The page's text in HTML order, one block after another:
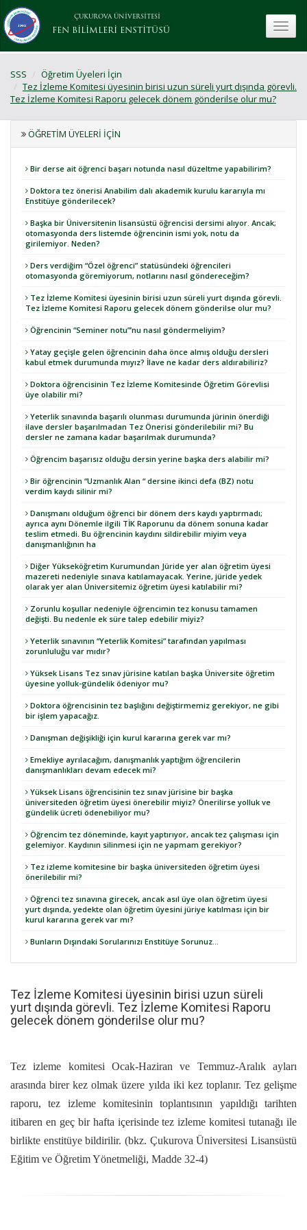
ÇUKUROVA ÜNİVERSİTESİ
FEN BİLİMLERİ ENSTİTÜSÜ
SSS
Öğretim Üyeleri İçin
Tez İzleme Komitesi üyesinin birisi uzun süreli yurt dışında görevli.
Tez İzleme Komitesi Raporu gelecek dönem gönderilse olur mu?
ÖĞRETIM ÜYELERI İÇIN
Bir derse ait öğrenci başarı notunda nasıl düzeltme yapabilirim?
Doktora tez önerisi Anabilim dalı akademik kurulu kararıyla mı
Enstitüye gönderilecek?
Başka bir Üniversitenin lisansüstü öğrencisi dersimi alıyor. Ancak;
otomasyonda ders listemde öğrencinin ismi yok, notu da
girilemiyor. Neden?
Ders verdiğim “Özel öğrenci” statüsündeki öğrencileri
otomasyonda göremiyorum, notlarını nasıl göndereceğim?
Tez İzleme Komitesi üyesinin birisi uzun süreli yurt dışında görevli.
Tez İzleme Komitesi Raporu gelecek dönem gönderilse olur mu?
Öğrencinin “Seminer notu”’nu nasıl göndermeliyim?
Yatay geçişle gelen öğrencinin daha önce almış olduğu dersleri
kabul etmek durumunda mıyız? İlave ne kadar ders aldırabiliriz?
Doktora öğrencisinin Tez İzleme Komitesinde Öğretim Görevlisi
üye olabilir mi?
Yeterlik sınavında başarılı olunması durumunda jürinin önerdiği
ilave dersler başarılmadan Tez Önerisi gönderilebilir mi? Bu
dersler ne zamana kadar başarılmak durumunda?
Öğrencim başarısız olduğu dersin yerine başka ders alabilir mi?
Bir öğrencinin “Uzmanlık Alan “ dersine ikinci defa (BZ) notu
verdim kaydı silinir mi?
Danışmanı olduğum öğrenci bir dönem ders kaydı yaptırmadı;
ayrıca aynı Dönemle ilgili TİK Raporunu da dönem sonuna kadar
teslim etmedi. Bu öğrencinin kaydını sildirebilir miyim veya
danışmanlığının ha
Diğer Yükseköğretim Kurumundan Jüride yer alan öğretim üyesi
mazereti nedeniyle sınava katılamayacak. Yerine, jüride yedek
olarak yer alan Üniversitemiz öğretim üyesi katılabilir mi?
Zorunlu koşullar nedeniyle öğrencimin tez konusu tamamen
değişti. Bu nedenle ek süre talep edebilir miyiz?
Yeterlik sınavının “Yeterlik Komitesi” tarafından yapılması
zorunluluğu var mıdır?
Yüksek Lisans Tez sınav jürisine katılan başka Üniversite öğretim
üyesine yolluk-gündelik ödeniyor mu?
Doktora öğrencisinin tez başlığını değiştirmemiz gerekiyor, ne gibi
bir işlem yapacağız.
Danışman değişikliği için kurul kararına gerek var mı?
Emekliye ayrılacağım, danışmanlık yaptığım öğrencilerin
danışmanlıkları devam edecek mi?
Yüksek Lisans öğrencisinin tez sınav jürisine bir başka
üniversiteden öğretim üyesi önerebilir miyiz? Önerilirse yolluk ve
gündelik ücreti ödenebiliyor mu?
Öğrencim tez döneminde, kayıt yaptırıyor, ancak tez çalışması için
gelemiyor. Kaydının silinmesi için ne yapmam gerekiyor?
Tez izleme komitesine bir başka üniversiteden öğretim üyesi
önerilebilir mi?
Öğrenci tez sınavına girecek, ancak asıl üye olan öğretim üyesi
yurt dışında, yedekte olan öğretim üyesini jüriye katılması için bir
kurul kararına gerek var mı?
Bunların Dışındaki Sorularınızı Enstitüye Sorunuz...
Tez İzleme Komitesi üyesinin birisi uzun süreli
yurt dışında görevli. Tez İzleme Komitesi Raporu
gelecek dönem gönderilse olur mu?
Tez izleme komitesi Ocak-Haziran ve Temmuz-Aralık ayları
arasında birer kez olmak üzere yılda iki kez toplanır. Tez gelişme
raporu, tez izleme komitesinin toplantısının yapıldığı tarihten
itibaren en geç bir hafta içerisinde tez izleme komitesi tutanağı ile
birlikte enstitüye bildirilir. (bkz. Çukurova Üniversitesi Lisansüstü
Eğitim ve Öğretim Yönetmeliği, Madde 32-4)